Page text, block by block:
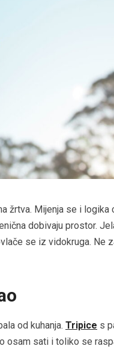
žrtva. Mijenja se i logika
dobivaju prostor.
se iz vidokruga. Ne
od kuhanja. Tripice s
osam sati i toliko se